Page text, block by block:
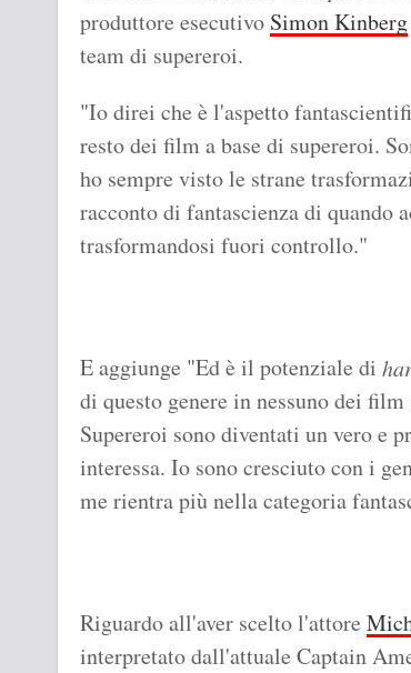
produttore esecutivo Simon Kinberg
team di supereroi.
"Io direi che è l'aspetto
resto dei film a base di supereroi.
ho sempre visto le strane
racconto di fantascienza di quando
trasformandosi fuori controllo."
E aggiunge "Ed è il potenziale di
di questo genere in nessuno dei
Supereroi sono diventati un vero e
interessa. Io sono cresciuto con i
me rientra più nella categoria
Riguardo all'aver scelto l'attore
interpretato dall'attuale Captain